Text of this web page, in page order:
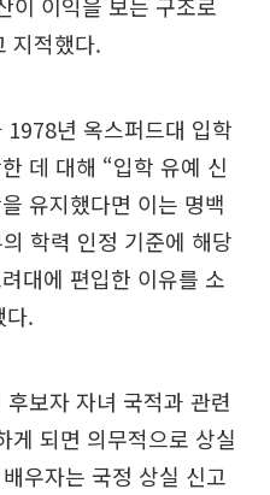
지적했다.
년 옥스퍼드대 입학
데 대해 “입학 유예 신
유지했다면 이는 명백
학력 인정 기준에 해당
대에 편입한 이유를 소
다.
보자 자녀 국적과 관련
게 되면 의무적으로 상실
우자는 국정 상실 신고